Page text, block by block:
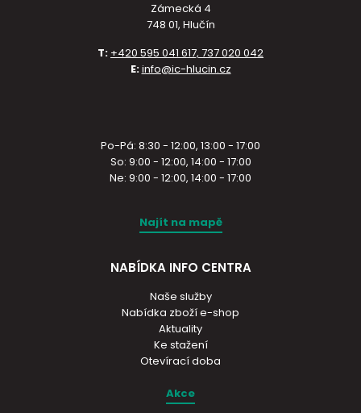
Zámecká 4
748 01, Hlučín
T: +420 595 041 617, 737 020 042
E:info@ic-hlucin.cz
Po-Pá: 8:30 - 12:00, 13:00 - 17:00
So: 9:00 - 12:00, 14:00 - 17:00
Ne: 9:00 - 12:00, 14:00 - 17:00
Najít na mapě
NABÍDKA INFO CENTRA
Naše služby
Nabídka zboží e-shop
Aktuality
Ke stažení
Otevírací doba
Akce